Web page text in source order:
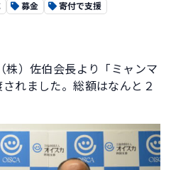
募金 寄付で支援
）佐伯会長より「ミャンマ
れました。総額はなんと２